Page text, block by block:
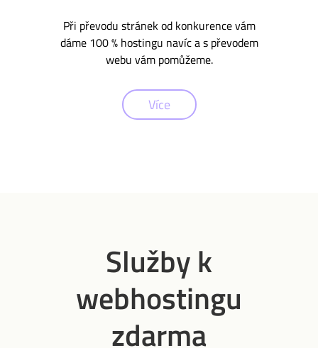
Při převodu stránek od konkurence vám
dáme 100 % hostingu navíc a s převodem
webu vám pomůžeme.
Více
Služby k
webhostingu
zdarma